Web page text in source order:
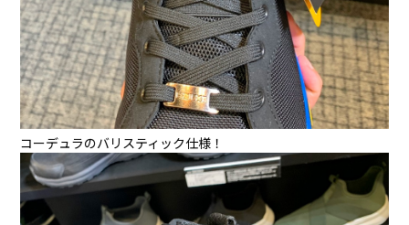
コーデュラのバリスティック仕様！